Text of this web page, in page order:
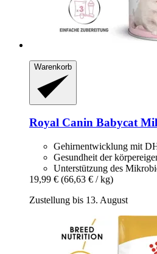
Warenkorb
Royal Canin Babycat
Gehirnentwicklung mit
Gesundheit der
Unterstützung des
19,99 € (66,63 € / kg)
Zustellung bis 13. August